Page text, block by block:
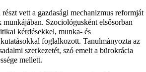
vett a gazdasági mechanizmus reformját
Szociológusként elsősorban
kérdésekkel, munka- és
foglalkozott. Tanulmányozta az
szerkezetét, szó emelt a bürokrácia
mellett.